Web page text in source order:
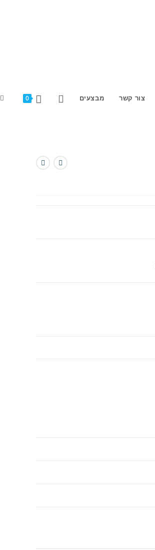
צור קשר מבצעים 0